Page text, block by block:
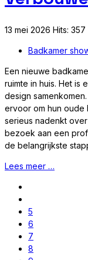
13 mei 2026 Hits: 357
Badkamer
Een nieuwe
ruimte in huis. Het is
design
ervoor om hun oude
serieus nadenkt
bezoek aan een
de belangrijkste
Lees meer …
5
6
7
8